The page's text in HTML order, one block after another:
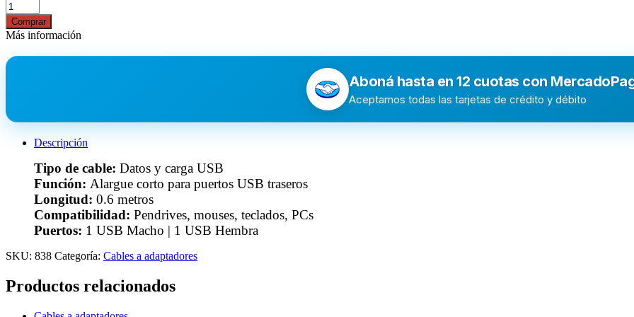
Comprar
Más información
Aboná hasta en 12 cuotas con
Aceptamos todas las tarjetas de crédito y débito
Descripción
Tipo de cable: Datos y carga USB
Función: Alargue corto para puertos USB traseros
Longitud: 0.6 metros
Compatibilidad: Pendrives, mouses, teclados, PCs
Puertos: 1 USB Macho | 1 USB Hembra
SKU: 838 Categoría: Cables a adaptadores
Productos relacionados